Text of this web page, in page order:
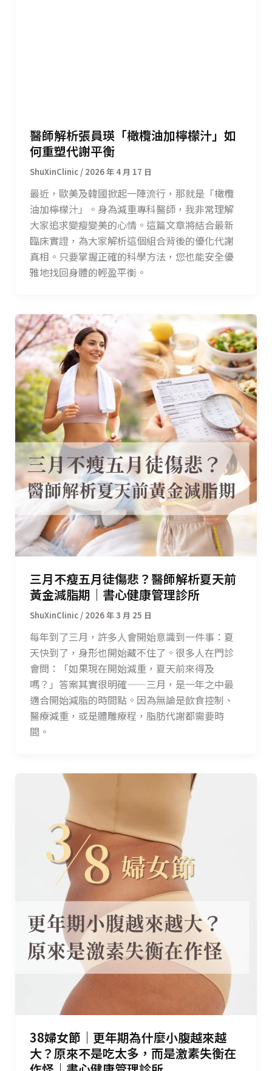
醫師解析張員瑛「橄欖油加檸檬汁」如
何重塑代謝平衡
/ 2026 年 4 月 17 日
最近，歐美及韓國掀起一陣流行，那就是「橄欖
油加檸檬汁」。身為減重專科醫師，我非常理解
大家追求變瘦變美的心情。這篇文章將結合最新
臨床實證，為大家解析這個組合背後的優化代謝
真相。只要掌握正確的科學方法，您也能安全優
雅地找回身體的輕盈平衡。
三月不瘦五月徒傷悲？醫師解析夏天前
黃金減脂期｜書心健康管理診所
/ 2026 年 3 月 25 日
每年到了三月，許多人會開始意識到一件事：夏
天快到了，身形也開始藏不住了。很多人在門診
會問：「如果現在開始減重，夏天前來得及
嗎？」答案其實很明確——三月，是一年之中最
適合開始減脂的時間點。因為無論是飲食控制、
醫療減重，或是體雕療程，脂肪代謝都需要時
間。
38婦女節｜更年期為什麼小腹越來越
大？原來不是吃太多，而是激素失衡在